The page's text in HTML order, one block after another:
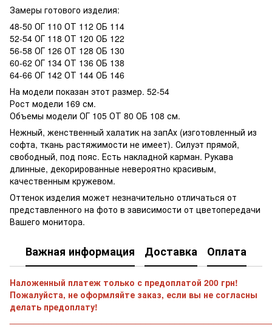
Замеры готового изделия:
48-50 ОГ 110 ОТ 112 ОБ 114
52-54 ОГ 118 ОТ 120 ОБ 122
56-58 ОГ 126 ОТ 128 ОБ 130
60-62 ОГ 134 ОТ 136 ОБ 138
64-66 ОГ 142 ОТ 144 ОБ 146
На модели показан этот размер. 52-54
Рост модели 169 см.
Объемы модели ОГ 105 ОТ 80 ОБ 108 см.
Нежный, женственный халатик на запАх (изготовленный из
софта, ткань растяжимости не имеет). Силуэт прямой,
свободный, под пояс. Есть накладной карман. Рукава
длинные, декорированные невероятно красивым,
качественным кружевом.
Оттенок изделия может незначительно отличаться от
представленного на фото в зависимости от цветопередачи
Вашего монитора.
Важная информация Доставка Оплата
Наложенный платеж только с предоплатой 200 грн!
Пожалуйста, не оформляйте заказ, если вы не согласны
делать предоплату!